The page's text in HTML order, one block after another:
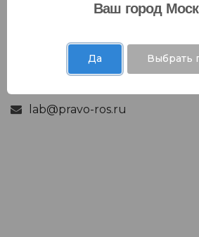
Еськина Наталья Васильевна
+ 7 (846) 300 40 51 доб. 115
lab@pravo-ros.ru
Ваш город
Да Выбрать